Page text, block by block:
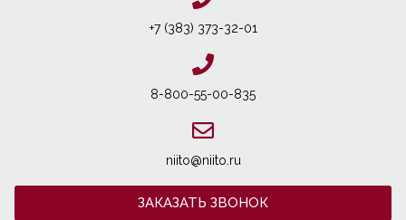
+7 (383) 373-32-01
8-800-55-00-835
niito@niito.ru
ЗАКАЗАТЬ ЗВОНОК